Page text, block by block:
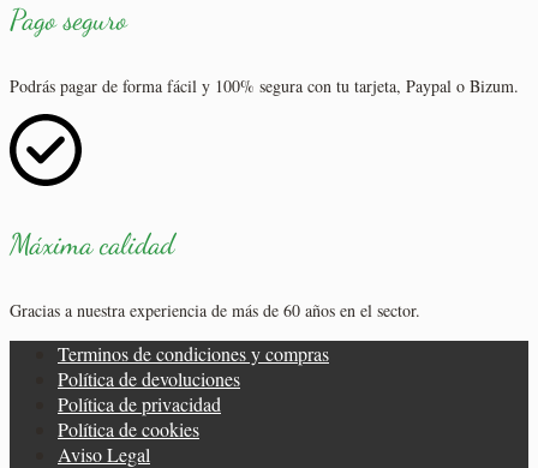
Pago seguro
Podrás pagar de forma fácil y 100% segura con tu tarjeta, Paypal o Bizum.
Máxima calidad
Gracias a nuestra experiencia de más de 60 años en el sector.
Terminos de condiciones y compras
Política de devoluciones
Política de privacidad
Política de cookies
Aviso Legal